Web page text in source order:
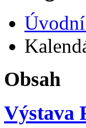
Obsah
Výstava